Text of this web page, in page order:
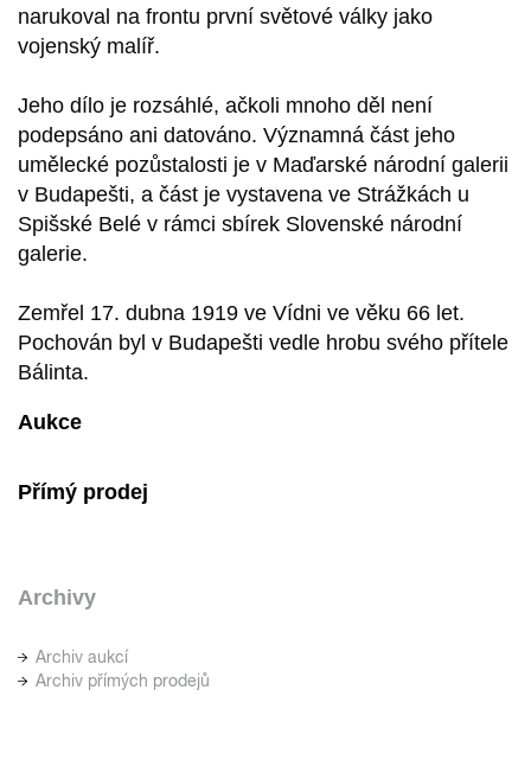
narukoval na frontu první světové války jako
vojenský malíř.
Jeho dílo je rozsáhlé, ačkoli mnoho děl není
podepsáno ani datováno. Významná část jeho
umělecké pozůstalosti je v Maďarské národní galerii
v Budapešti, a část je vystavena ve Strážkách u
Spišské Belé v rámci sbírek Slovenské národní
galerie.
Zemřel 17. dubna 1919 ve Vídni ve věku 66 let.
Pochován byl v Budapešti vedle hrobu svého přítele
Bálinta.
Aukce
Přímý prodej
Archivy
Archiv aukcí
Archiv přímých prodejů